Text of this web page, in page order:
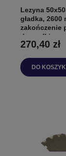
Lezyna
gładka, 2600
zakończenie
do szafki
270,40 zł
DO